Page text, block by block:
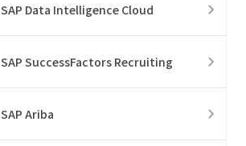
SAP Data Intelligence Cloud
SAP SuccessFactors Recruiting
SAP Ariba